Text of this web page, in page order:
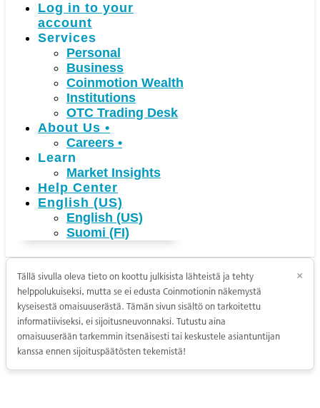
Log in to your
account
Services
Personal
Business
Coinmotion Wealth
Institutions
OTC Trading Desk
About Us •
Careers •
Learn
Market Insights
Help Center
English (US)
English (US)
Suomi (FI)
Tällä sivulla oleva tieto on koottu julkisista lähteistä ja tehty
helppolukuiseksi, mutta se ei edusta Coinmotionin näkemystä
kyseisestä omaisuuserästä. Tämän sivun sisältö on tarkoitettu
informatiiviseksi, ei sijoitusneuvonnaksi. Tutustu aina
omaisuuserään tarkemmin itsenäisesti tai keskustele asiantuntijan
kanssa ennen sijoituspäätösten tekemistä!
×